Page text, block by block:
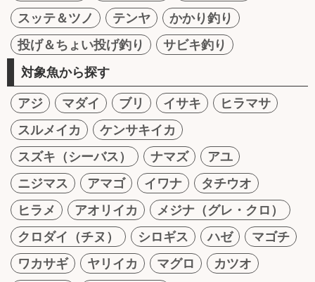
スッテ＆ツノ
テンヤ
かかり釣り
投げ＆ちょい投げ釣り
サビキ釣り
対象魚から探す
アジ マダイ ブリ イサキ
ヒラマサ
スルメイカ
ケンサキイカ
スズキ（シーバス）
ナマズ
アユ
ニジマス
アマゴ イワナ
タチウオ
ヒラメ
アオリイカ
メジナ（グレ・クロ）
クロダイ（チヌ）
シロギス ハゼ
マゴチ
ワカサギ
ヤリイカ マグロ
カツオ